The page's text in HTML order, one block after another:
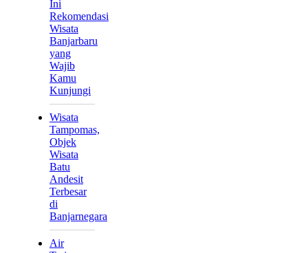
Ini
Rekomendasi
Wisata
Banjarbaru
yang
Wajib
Kamu
Kunjungi
Wisata
Tampomas,
Objek
Wisata
Batu
Andesit
Terbesar
di
Banjarnegara
Air